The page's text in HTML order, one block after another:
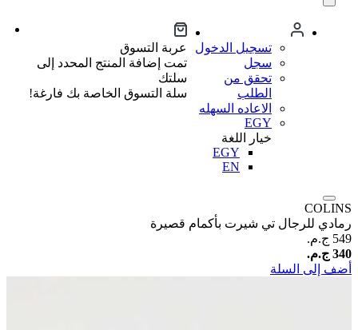
تسجيل الدخول
سجل
تحقق من
الطلب
الاعاده السهله
EGY
خيار اللغة
EGY
EN
عربة التسوق
تمت إضافة المنتج المحدد إلى
سلتك
سلة التسوق الخاصة بك فارغة!
COLINS
رمادي للرجال تي شيرت بأكمام قصيرة
549 ج.م.‏
340 ج.م.‏
أضف إلى السلة